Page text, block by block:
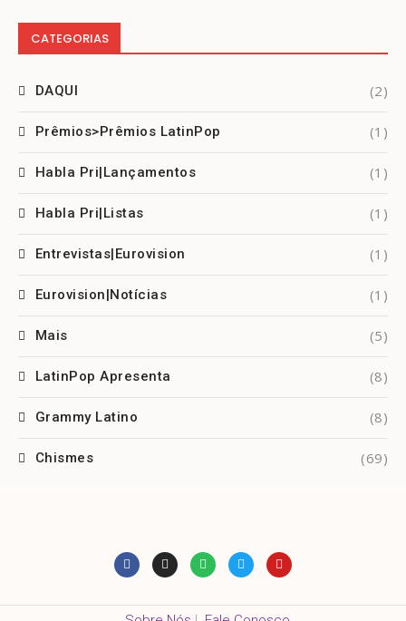
CATEGORIAS
DAQUI (2)
Prêmios>Prêmios LatinPop (1)
Habla Pri|Lançamentos (1)
Habla Pri|Listas (1)
Entrevistas|Eurovision (1)
Eurovision|Notícias (1)
Mais (5)
LatinPop Apresenta (8)
Grammy Latino (8)
Chismes (69)